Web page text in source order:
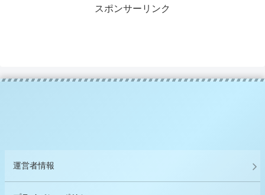
スポンサーリンク
運営者情報